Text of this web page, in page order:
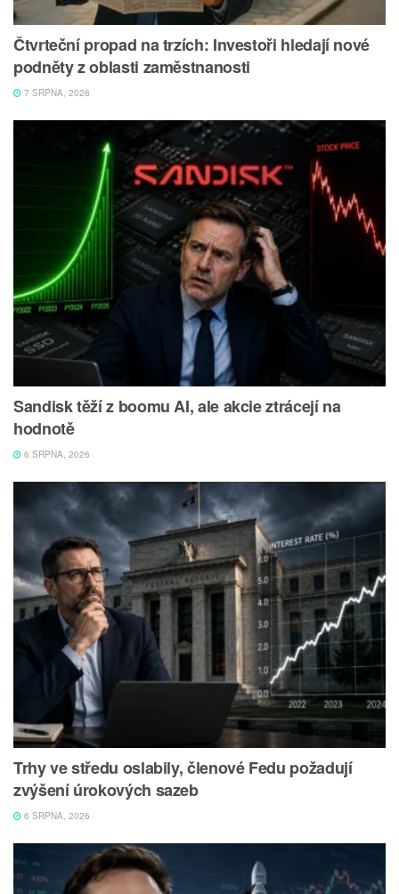
Čtvrteční propad na trzích: Investoři hledají nové
podněty z oblasti zaměstnanosti
7 SRPNA, 2026
Sandisk těží z boomu AI, ale akcie ztrácejí na
hodnotě
6 SRPNA, 2026
Trhy ve středu oslabily, členové Fedu požadují
zvýšení úrokových sazeb
6 SRPNA, 2026